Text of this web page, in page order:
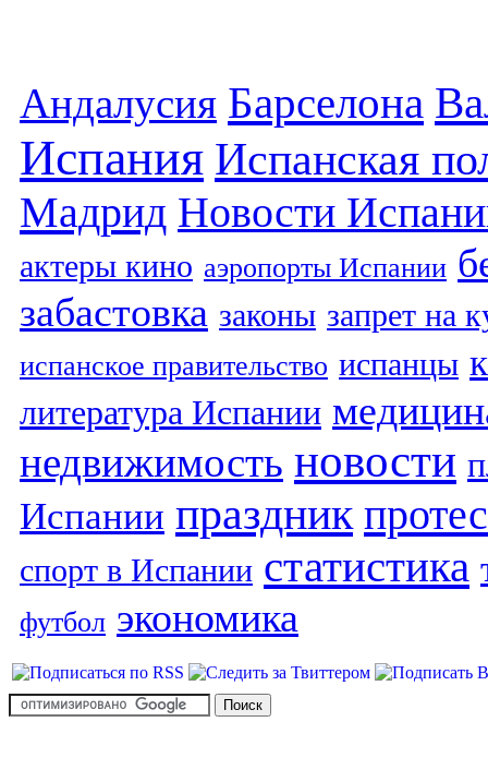
Андалусия Барселона
Испания Испанская
Мадрид Новости
актеры кино аэропорты Испании
забастовка законы запрет на
испанское правительство испанцы
литература Испании
недвижимость новости
Испании праздник
спорт в Испании статистика
футбол экономика